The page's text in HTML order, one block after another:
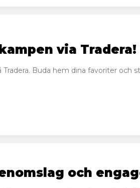
via Tradera!
Buda hem dina favoriter och
och